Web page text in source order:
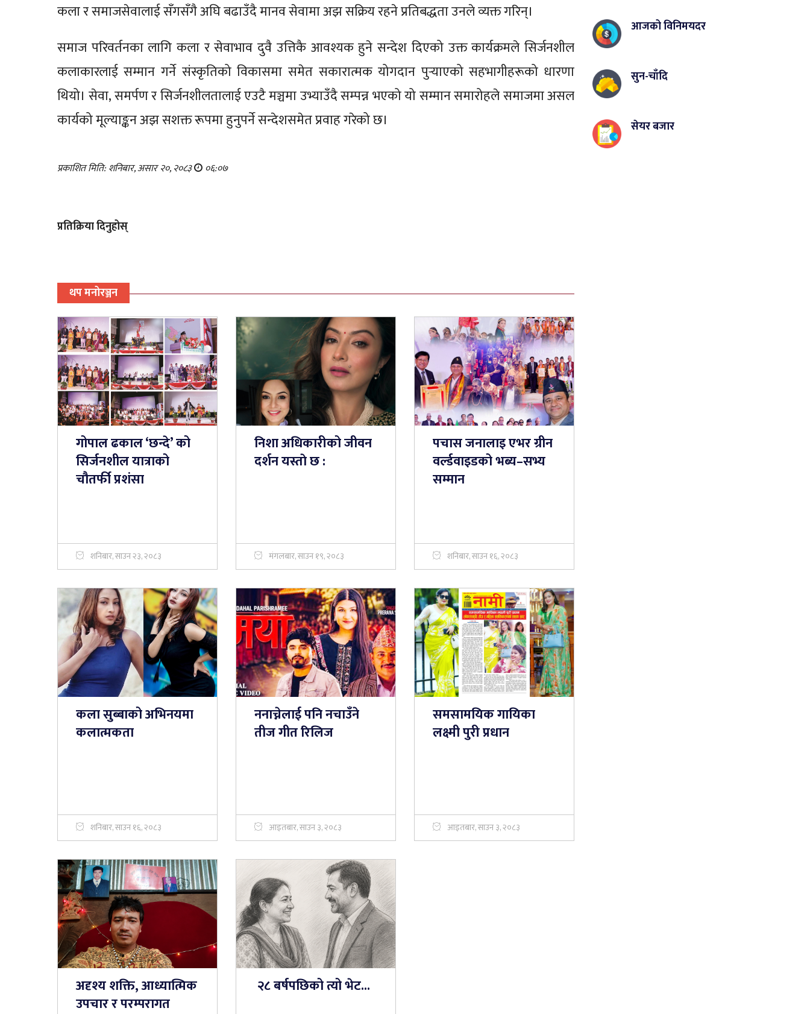
कला र समाजसेवालाई सँगसँगै अघि बढाउँदै मानव सेवामा अझ सक्रिय रहने प्रतिबद्धता उनले व्यक्त गरिन्।
समाज परिवर्तनका लागि कला र सेवाभाव दुवै उत्तिकै आवश्यक हुने सन्देश दिएको उक्त कार्यक्रमले सिर्जनशील
कलाकारलाई सम्मान गर्ने संस्कृतिको विकासमा समेत सकारात्मक योगदान पुर्‍याएको सहभागीहरूको धारणा
थियो। सेवा, समर्पण र सिर्जनशीलतालाई एउटै मञ्चमा उभ्याउँदै सम्पन्न भएको यो सम्मान समारोहले समाजमा असल
कार्यको मूल्याङ्कन अझ सशक्त रूपमा हुनुपर्ने सन्देशसमेत प्रवाह गरेको छ।
प्रकाशित मिति: शनिबार, असार २०, २०८३ ०६:०७
प्रतिक्रिया दिनुहोस्
थप मनोरञ्जन
गोपाल ढकाल ‘छन्दे’ को
सिर्जनशील यात्राको
चौतर्फी प्रशंसा
शनिबार, साउन २३, २०८३
निशा अधिकारीको जीवन
दर्शन यस्ताे छ :
मंगलबार, साउन १९, २०८३
पचास जनालाइ एभर ग्रीन
वर्ल्डवाइडको भब्य–सभ्य
सम्मान
शनिबार, साउन १६, २०८३
कला सुब्बाको अभिनयमा
कलात्मकता
शनिबार, साउन १६, २०८३
ननाच्नेलाई पनि नचाउँने
तीज गीत रिलिज
आइतबार, साउन ३, २०८३
समसामयिक गायिका
लक्ष्मी पुरी प्रधान
आइतबार, साउन ३, २०८३
अदृश्य शक्ति, आध्यात्मिक
उपचार र परम्परागत
२८ बर्षपछिको त्यो भेट...
आजको विनिमयदर
सुन-चाँदि
सेयर बजार